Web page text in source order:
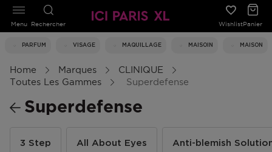
Rechercher WishlistPanier
PARFUM VISAGE MAQUILLAGE MAISOIN MAISON
Menu
Home Marques
CLINIQUE
Toutes Les Gammes
Superdefense
Superdefense
3 Step All About Eyes Anti-blemish